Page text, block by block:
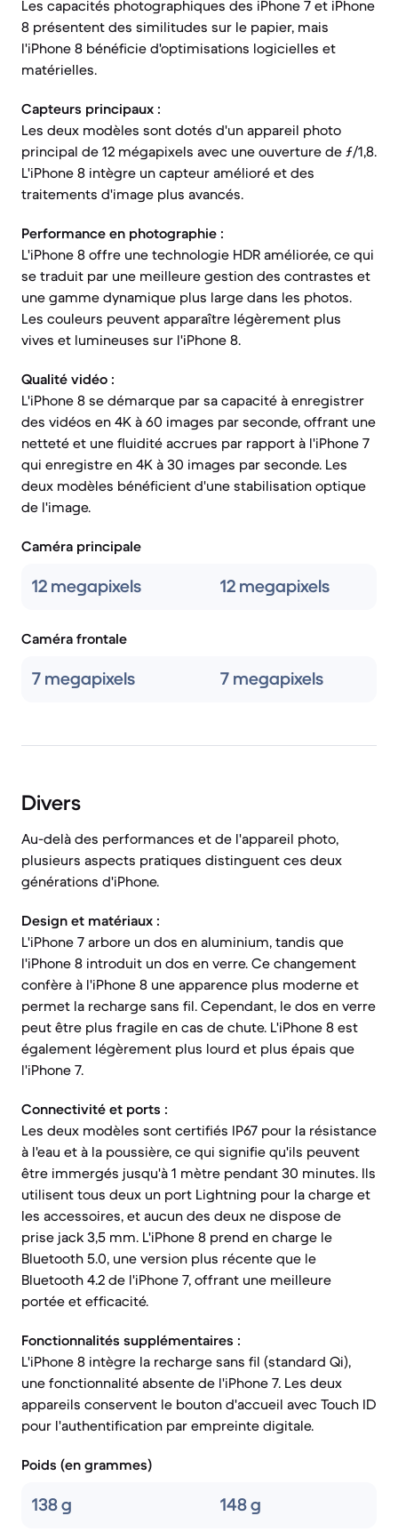
Les capacités photographiques des iPhone 7 et iPhone
8 présentent des similitudes sur le papier, mais
l'iPhone 8 bénéficie d'optimisations logicielles et
matérielles.
Capteurs principaux :
Les deux modèles sont dotés d'un appareil photo
principal de 12 mégapixels avec une ouverture de ƒ/1,8.
L'iPhone 8 intègre un capteur amélioré et des
traitements d'image plus avancés.
Performance en photographie :
L'iPhone 8 offre une technologie HDR améliorée, ce qui
se traduit par une meilleure gestion des contrastes et
une gamme dynamique plus large dans les photos.
Les couleurs peuvent apparaître légèrement plus
vives et lumineuses sur l'iPhone 8.
Qualité vidéo :
L'iPhone 8 se démarque par sa capacité à enregistrer
des vidéos en 4K à 60 images par seconde, offrant une
netteté et une fluidité accrues par rapport à l'iPhone 7
qui enregistre en 4K à 30 images par seconde. Les
deux modèles bénéficient d'une stabilisation optique
de l'image.
Caméra principale
12 megapixels 12 megapixels
Caméra frontale
7 megapixels 7 megapixels
Divers
Au-delà des performances et de l'appareil photo,
plusieurs aspects pratiques distinguent ces deux
générations d'iPhone.
Design et matériaux :
L'iPhone 7 arbore un dos en aluminium, tandis que
l'iPhone 8 introduit un dos en verre. Ce changement
confère à l'iPhone 8 une apparence plus moderne et
permet la recharge sans fil. Cependant, le dos en verre
peut être plus fragile en cas de chute. L'iPhone 8 est
également légèrement plus lourd et plus épais que
l'iPhone 7.
Connectivité et ports :
Les deux modèles sont certifiés IP67 pour la résistance
à l'eau et à la poussière, ce qui signifie qu'ils peuvent
être immergés jusqu'à 1 mètre pendant 30 minutes. Ils
utilisent tous deux un port Lightning pour la charge et
les accessoires, et aucun des deux ne dispose de
prise jack 3,5 mm. L'iPhone 8 prend en charge le
Bluetooth 5.0, une version plus récente que le
Bluetooth 4.2 de l'iPhone 7, offrant une meilleure
portée et efficacité.
Fonctionnalités supplémentaires :
L'iPhone 8 intègre la recharge sans fil (standard Qi),
une fonctionnalité absente de l'iPhone 7. Les deux
appareils conservent le bouton d'accueil avec Touch ID
pour l'authentification par empreinte digitale.
Poids (en grammes)
138 g 148 g